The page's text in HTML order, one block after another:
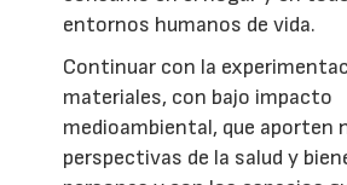
entornos humanos de vida.
Continuar con la
materiales, con bajo impacto
medioambiental, que aporten
perspectivas de la salud y